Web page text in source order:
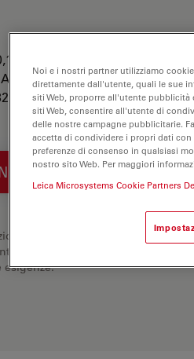
0,03 ha un ingrandimento di
per l'analisi dei campioni
con una distanza di lavoro
perfetta. Esplora il nostro
le alternative e trova l’opzione più
esigenze.
Noi e i nostri partner utilizziamo
direttamente dall'utente, quali le sue
siti Web, proporre all'utente pubblicità
siti Web, consentire all'utente di
delle nostre campagne pubblicitarie.
accetta di condividere i propri dati
preferenze di consenso in qualsiasi
nostro sito Web. Per maggiori
Leica Microsystems Cookie Partners